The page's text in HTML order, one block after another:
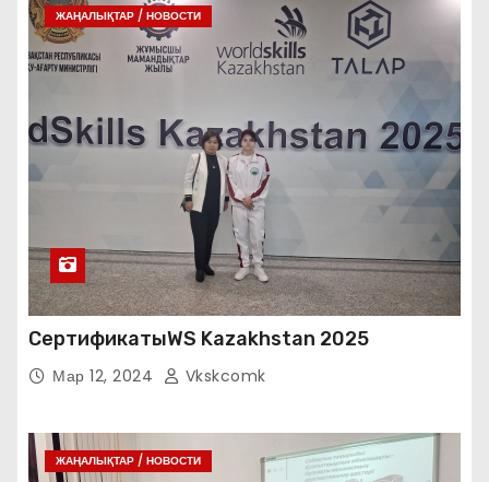
ЖАҢАЛЫҚТАР / НОВОСТИ
СертификатыWS Kazakhstan 2025
Мар 12, 2024 Vkskcomk
ЖАҢАЛЫҚТАР / НОВОСТИ